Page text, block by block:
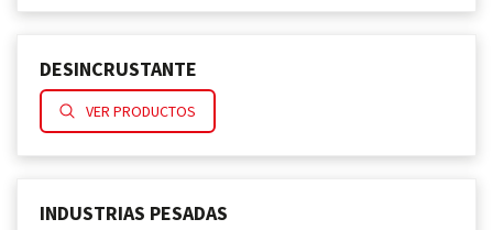
DESINCRUSTANTE
VER PRODUCTOS
INDUSTRIAS PESADAS